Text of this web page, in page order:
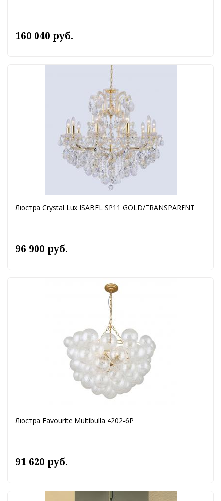
160 040 руб.
Люстра Crystal Lux ISABEL SP11 GOLD/TRANSPARENT
96 900 руб.
Люстра Favourite Multibulla 4202-6P
91 620 руб.